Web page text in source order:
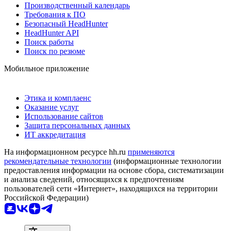
Производственный календарь
Требования к ПО
Безопасный HeadHunter
HeadHunter API
Поиск работы
Поиск по резюме
Мобильное приложение
Этика и комплаенс
Оказание услуг
Использование сайтов
Защита персональных данных
ИТ аккредитация
На информационном ресурсе hh.ru применяются
рекомендательные технологии (информационные технологии
предоставления информации на основе сбора, систематизации
и анализа сведений, относящихся к предпочтениям
пользователей сети «Интернет», находящихся на территории
Российской Федерации)